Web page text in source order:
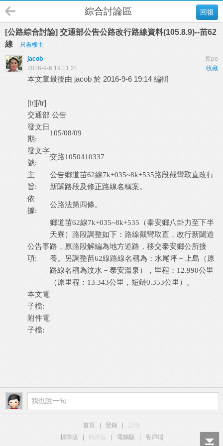
回復
綜合討論區
[公路綜合討論] 交通部公告公路改行路線資料(105.8.9)--苗62
線
只看樓主
原po
jacob
收藏
2016-9-6 19:11:21
本文章最後由 jacob 於 2016-9-6 19:14 編輯
[tr][/tr]
交通部 公告
發文日
期:
105/08/09
發文字
號:
交路1050410337
主
旨:
公告鄉道苗62線7k+035~8k+535路段截彎取直改行
新闢路段及修正路線名稱案。
依
據:
公路法第四條。
公告事
項:
鄉道苗62線7k+035~8k+535（泰安鄉八卦力至下半
天寮）路段調整如下：路線截彎取直，改行新闢道
路，原路段解編為地方道路，移交泰安鄉公所接
養。另調整苗62線路線名稱為：水尾坪－上島（原
路線名稱為汶水－泰安溫泉），里程：12.990公里
（原里程：13.343公里，短鏈0.353公里）。
本文電
子檔:
附件電
子檔:
首頁 登錄
標準版
觸屏版 電腦版
客戶端